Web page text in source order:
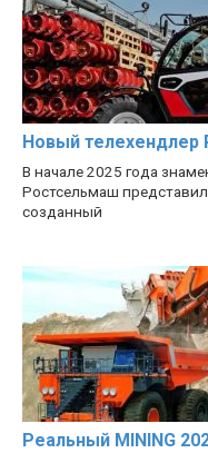
Новый телехендлер
В начале 2025 года
Ростсельмаш
созданный
Реальный MINING